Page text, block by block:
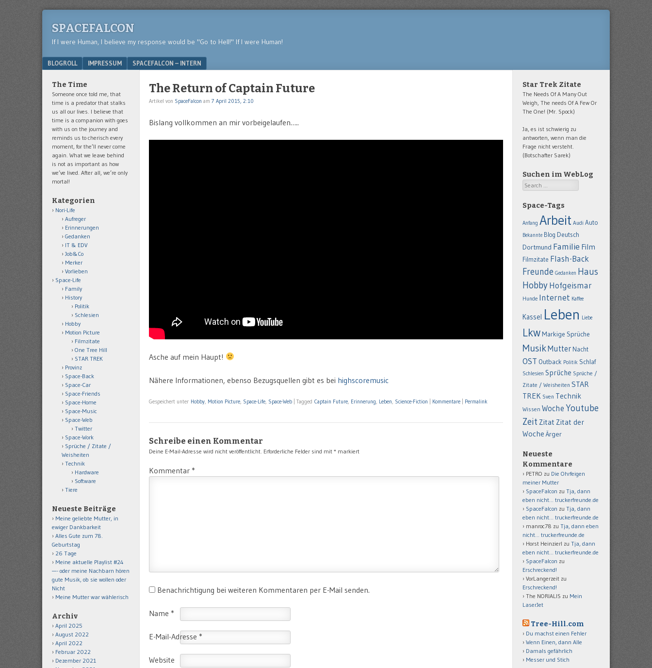
SPACEFALCON
If I were Human, I believe my response would be "Go to Hell!" If I were Human!
Menu
SKIP TO CONTENT
BLOGROLL IMPRESSUM SPACEFALCON – INTERN
The Return of Captain Future
Artikel von SpaceFalcon am 7 April 2015, 2:10
Bislang vollkommen an mir vorbeigelaufen…..
Asche auf mein Haupt!
Nähere Informationen, ebenso Bezugsquellen gibt es bei highscoremusic
Gespeichert unter Hobby Motion Picture Space-Life Space-Web Tagged Captain Future Erinnerung Leben Science-Fiction Kommentare Permalink
Schreibe einen Kommentar
Deine E-Mail-Adresse wird nicht veröffentlicht. Erforderliche Felder sind mit * markiert
Kommentar *
Benachrichtigung bei weiteren Kommentaren per E-Mail senden.
Name *
E-Mail-Adresse *
Website
The Time
Someone once told me, that
time is a predator that stalks
us all our lives. I believe that
time is a companion with goes
with us on the journey and
reminds us to cherisch every
moment, for the’ll never come
again. What we leave behind
is not as important as how
we’ve lived. After all, we’re only
mortal!
Kategorien
Nori-Life
Aufreger
Erinnerungen
Gedanken
IT & EDV
Job&Co
Merker
Vorlieben
Space-Life
Family
History
Politik
Schlesien
Hobby
Motion Picture
Filmzitate
One Tree Hill
STAR TREK
Provinz
Space-Back
Space-Car
Space-Friends
Space-Home
Space-Music
Space-Web
Twitter
Space-Work
Sprüche / Zitate /
Weisheiten
Technik
Hardware
Software
Tiere
Neueste Beiträge
Meine geliebte Mutter, in
ewiger Dankbarkeit
Alles Gute zum 78.
Geburtstag
26 Tage
Meine aktuelle Playlist #24
—- oder meine Nachbarn hören
gute Musik, ob sie wollen oder
Nicht
Meine Mutter war wählerisch
Archiv
April 2025
August 2022
April 2022
Februar 2022
Dezember 2021
Star Trek Zitate
The Needs Of A Many Out
Weigh, The needs Of A Few Or
The One! (Mr. Spock)
Ja, es ist schwierig zu
antworten, wenn man die
Frage nicht versteht.
(Botschafter Sarek)
Suchen im WebLog
Search
Space-Tags
Anfang Arbeit Audi Auto
Bekannte Blog Deutsch
Dortmund Familie Film
Filmzitate Flash-Back
Freunde Gedanken Haus
HobbyHofgeismar
Hunde Internet Kaffee
Kassel Leben Liebe
LkwMarkige Sprüche
MusikMutter Nacht
OST Outback Politik Schlaf
Schlesien Sprüche Sprüche /
Zitate / Weisheiten STAR
TREK Sven Technik
Wissen Woche Youtube
Zeit Zitat Zitat der
Woche Ärger
Neueste
Kommentare
PETRO zu Die Ohrfeigen
meiner Mutter
SpaceFalcon zu Tja, dann
eben nicht… truckerfreunde.de
SpaceFalcon zu Tja, dann
eben nicht… truckerfreunde.de
manroc78 zu Tja, dann eben
nicht… truckerfreunde.de
Horst Heinzierl zu Tja, dann
eben nicht… truckerfreunde.de
SpaceFalcon zu
Erschreckend!
VorLangerzeit zu
Erschreckend!
The NORIALIS zu Mein
LaserJet
Tree-Hill.com
Du machst einen Fehler
Wenn Einen, dann Alle
Damals gefährlich
Messer und Stich